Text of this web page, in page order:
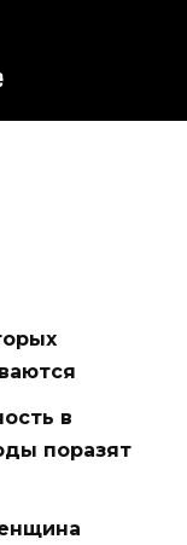
в
поразят